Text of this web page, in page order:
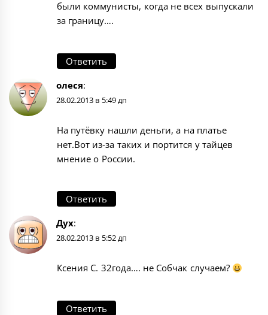
были коммунисты, когда не всех выпускали
за границу….
Ответить
олеся:
28.02.2013 в 5:49 дп
На путёвку нашли деньги, а на платье
нет.Вот из-за таких и портится у тайцев
мнение о России.
Ответить
Дух:
28.02.2013 в 5:52 дп
Ксения С. 32года…. не Собчак случаем?
Ответить